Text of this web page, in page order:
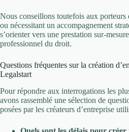
Nous conseillons toutefois aux porteurs
ou nécessitant un accompagnement
s’orienter vers une prestation sur-
professionnel du droit.
Questions fréquentes sur la création
Legalstart
Pour répondre aux interrogations les
avons rassemblé une sélection de
posées par les créateurs d’entreprise